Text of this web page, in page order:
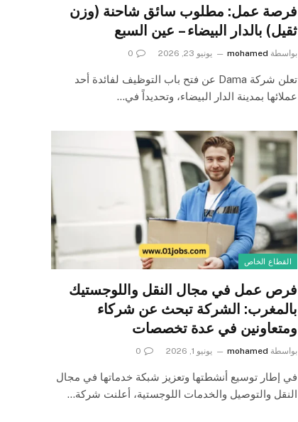
فرصة عمل: مطلوب سائق شاحنة (وزن
ثقيل) بالدار البيضاء – عين السبع
بواسطة mohamed يونيو 23, 2026 0
تعلن شركة Dama عن فتح باب التوظيف لفائدة أحد
عملائها بمدينة الدار البيضاء، وتحديداً في…
القطاع الخاص
فرص عمل في مجال النقل واللوجستيك
بالمغرب: الشركة تبحث عن شركاء
ومتعاونين في عدة تخصصات
بواسطة mohamed يونيو 1, 2026 0
في إطار توسيع أنشطتها وتعزيز شبكة خدماتها في مجال
النقل والتوصيل والخدمات اللوجستية، أعلنت شركة…